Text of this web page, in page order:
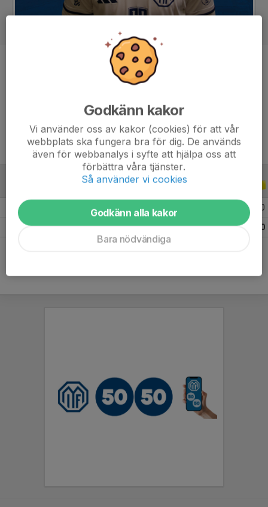
Back
Vänersborgs IF
ALLA ÅR
2026 0
Totalt 16 2 1 0
Godkänn kakor
Vi använder oss av kakor (cookies) för att vår
webbplats ska fungera bra för dig. De används
även för webbanalys i syfte att hjälpa oss att
förbättra våra tjänster.
Så använder vi cookies
Godkänn alla kakor
Bara nödvändiga